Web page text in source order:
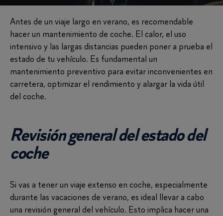
Antes de un viaje largo en verano, es recomendable
hacer un mantenimiento de coche. El calor, el uso
intensivo y las largas distancias pueden poner a prueba el
estado de tu vehículo. Es fundamental un
mantenimiento preventivo para evitar inconvenientes en
carretera, optimizar el rendimiento y alargar la vida útil
del coche.
Revisión general del estado del
coche
Si vas a tener un viaje extenso en coche, especialmente
durante las vacaciones de verano, es ideal llevar a cabo
una revisión general del vehículo. Esto implica hacer una